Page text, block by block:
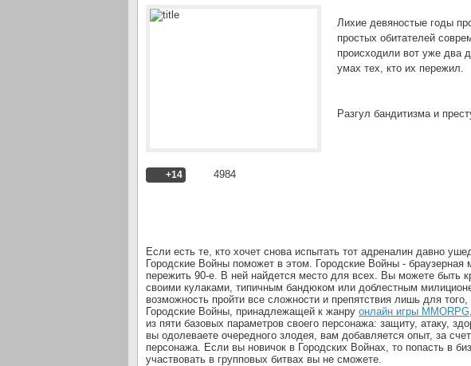
Лихие девяностые годы
простых обитателей
происходили вот уже два
умах тех, кто их пережил.
Разгул бандитизма и
4984
+14
Если есть те, кто хочет снова испытать тот адреналин давно
Городские Войны поможет в этом. Городские Войны - браузерная
пережить 90-е. В ней найдется место для всех. Вы можете быть
своими кулаками, типичным бандюком или доблестным
возможность пройти все сложности и препятствия лишь для
Городские Войны, принадлежащей к жанру онлайн игры MMORPG
из пяти базовых параметров своего персонажа: защиту, атаку,
вы одолеваете очередного злодея, вам добавляется опыт, за
персонажа. Если вы новичок в Городских Войнах, то попасть в
участвовать в групповых битвах вы не сможете.